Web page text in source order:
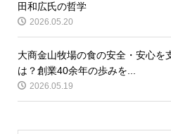
田和広氏の哲学
2026.05.20
大商金山牧場の食の安全・安心を
は？創業40余年の歩みを...
2026.05.19